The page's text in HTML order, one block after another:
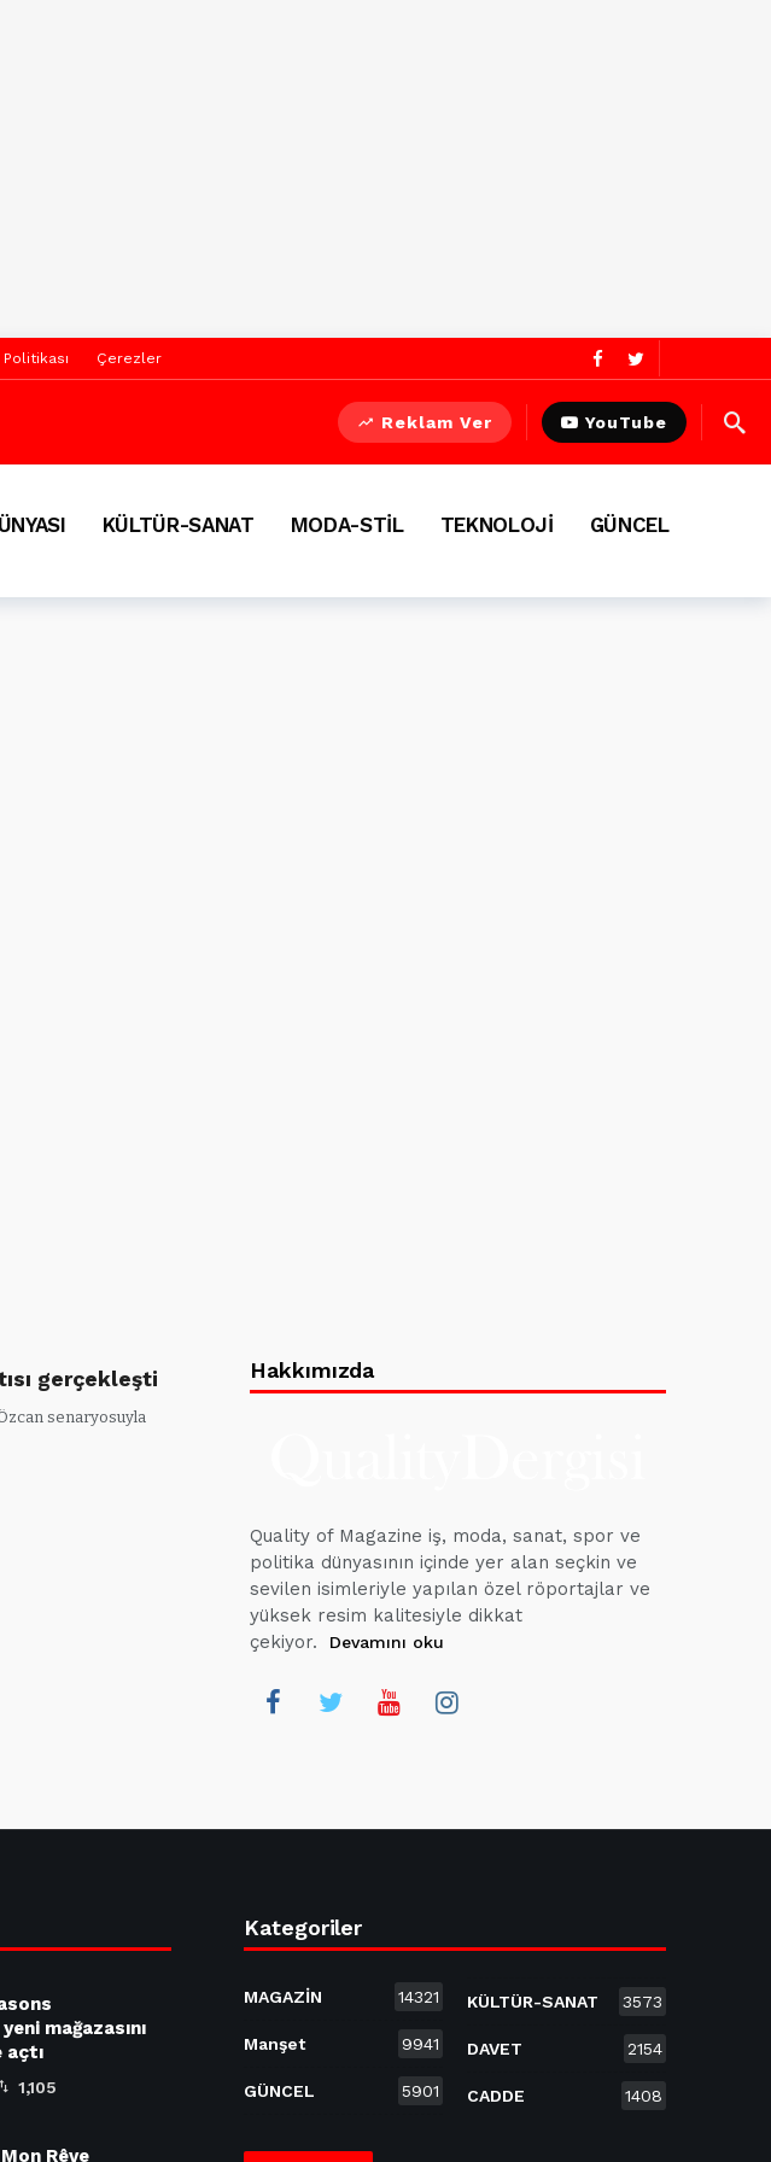
Çerezler
Reklam Ver YouTube
KÜLTÜR-SANAT MODA-STİL TEKNOLOJİ
GÜNCEL
gerçekleşti
Özcan senaryosuyla
Hakkımızda
Quality of Magazine iş, moda, sanat, spor ve
politika dünyasının içinde yer alan seçkin ve
sevilen isimleriyle yapılan özel röportajlar ve
yüksek resim kalitesiyle dikkat
çekiyor.
Devamını oku
mağazasını
açtı
1,105
Rêve
Kategoriler
MAGAZİN 14321
Manşet 9941
GÜNCEL 5901
KÜLTÜR-SANAT 3573
DAVET 2154
CADDE 1408